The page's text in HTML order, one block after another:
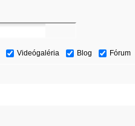
Videógaléria Blog Fórum